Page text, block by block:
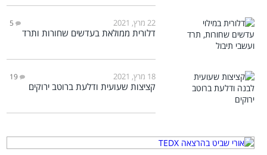
22 מרץ, 2021 5
דלורית ממולאת בעדשים שחורות ותרד
18 מרץ, 2021 19
קציצות שעועית ודלעת ברוטב ירוקים